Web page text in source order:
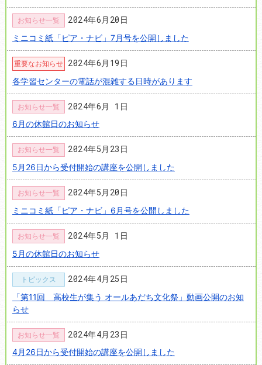
お知らせ一覧 2024年6月20日
ミニコミ紙「ピア・ナビ」7月号を公開しました
重要なお知らせ 2024年6月19日
各学習センターの電話が混雑する日時があります
お知らせ一覧 2024年6月 1日
6月の休館日のお知らせ
お知らせ一覧 2024年5月23日
5月26日から受付開始の講座を公開しました
お知らせ一覧 2024年5月20日
ミニコミ紙「ピア・ナビ」6月号を公開しました
お知らせ一覧 2024年5月 1日
5月の休館日のお知らせ
トピックス 2024年4月25日
「第11回 高校生が集う オールあだち文化祭」動画公開のお知
らせ
お知らせ一覧 2024年4月23日
4月26日から受付開始の講座を公開しました